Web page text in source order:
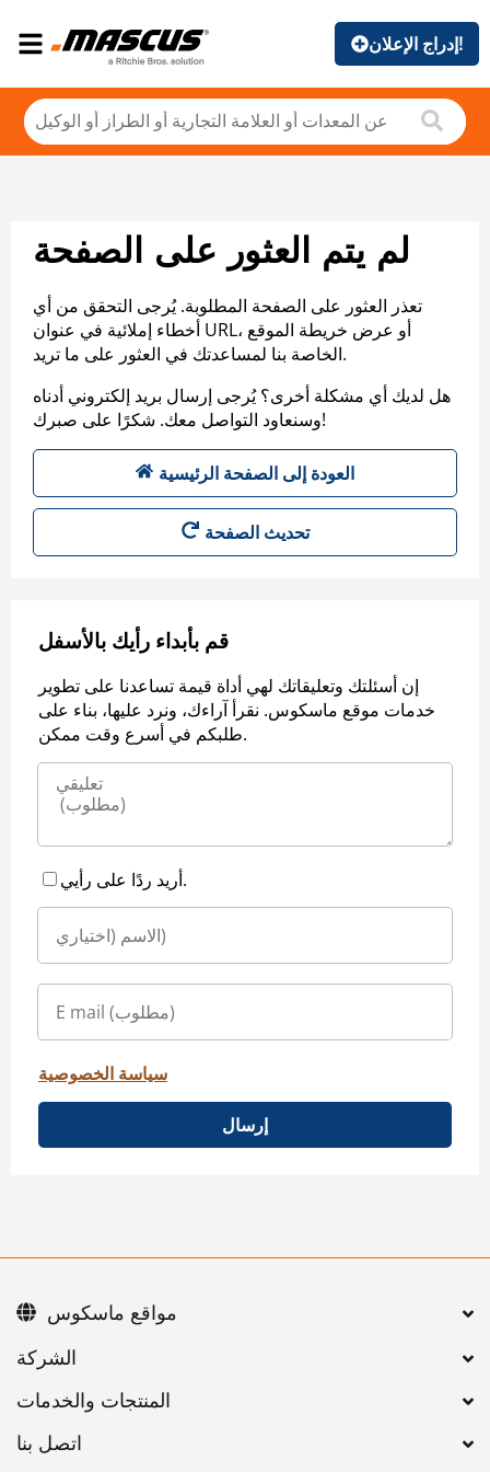
إدراج الإعلان!
لم يتم العثور على الصفحة
تعذر العثور على الصفحة المطلوبة. يُرجى التحقق من أي
أخطاء إملائية في عنوان URL، أو عرض خريطة الموقع
الخاصة بنا لمساعدتك في العثور على ما تريد.
هل لديك أي مشكلة أخرى؟ يُرجى إرسال بريد إلكتروني أدناه
وسنعاود التواصل معك. شكرًا على صبرك!
العودة إلى الصفحة الرئيسية
تحديث الصفحة
قم بأبداء رأيك بالأسفل
إن أسئلتك وتعليقاتك لهي أداة قيمة تساعدنا على تطوير
خدمات موقع ماسكوس. نقرأ آراءك، ونرد عليها، بناء على
طلبكم في أسرع وقت ممكن.
أريد ردًا على رأيي.
سياسة الخصوصية
إرسال
اتصل بنا
مواقع ماسكوس